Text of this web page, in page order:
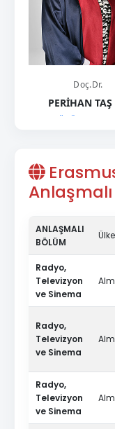
ANLAŞMALI
BÖLÜM
Ülke
Radyo,
Televizyon
ve Sinema
Radyo,
Televizyon
ve Sinema
Radyo,
Televizyon
ve Sinema